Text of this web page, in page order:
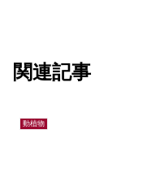
関連記事
動植物